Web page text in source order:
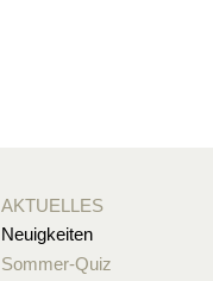
AKTUELLES
Neuigkeiten
Sommer-Quiz